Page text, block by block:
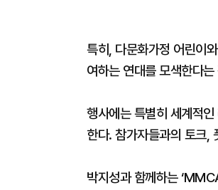
특히, 다문화가정 어린이
여하는 연대를 모색한다
행사에는 특별히 세계적
한다. 참가자들과의 토크,
박지성과 함께하는